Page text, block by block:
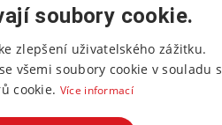
soubory cookie.
zlepšení uživatelského zážitku.
všemi soubory cookie v souladu s
cookie. Více informací